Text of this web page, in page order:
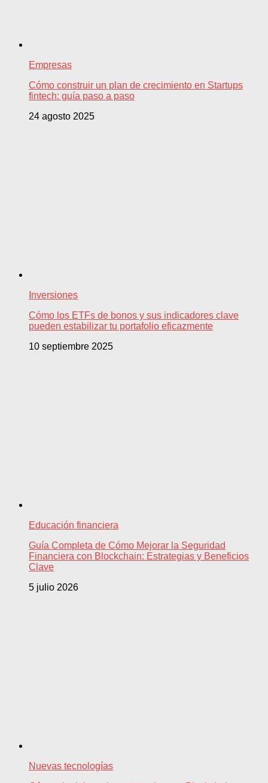
Empresas
Cómo construir un plan de crecimiento en Startups
fintech: guía paso a paso
24 agosto 2025
Inversiones
Cómo los ETFs de bonos y sus indicadores clave
pueden estabilizar tu portafolio eficazmente
10 septiembre 2025
Educación financiera
Guía Completa de Cómo Mejorar la Seguridad
Financiera con Blockchain: Estrategias y Beneficios
Clave
5 julio 2026
Nuevas tecnologías